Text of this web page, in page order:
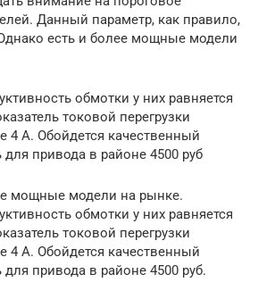
Данный параметр, как правило,
есть и более мощные модели
обмотки у них равняется
токовой перегрузки
4 А. Обойдется качественный
привода в районе 4500 руб
мощные модели на рынке.
обмотки у них равняется
токовой перегрузки
4 А. Обойдется качественный
привода в районе 4500 руб.